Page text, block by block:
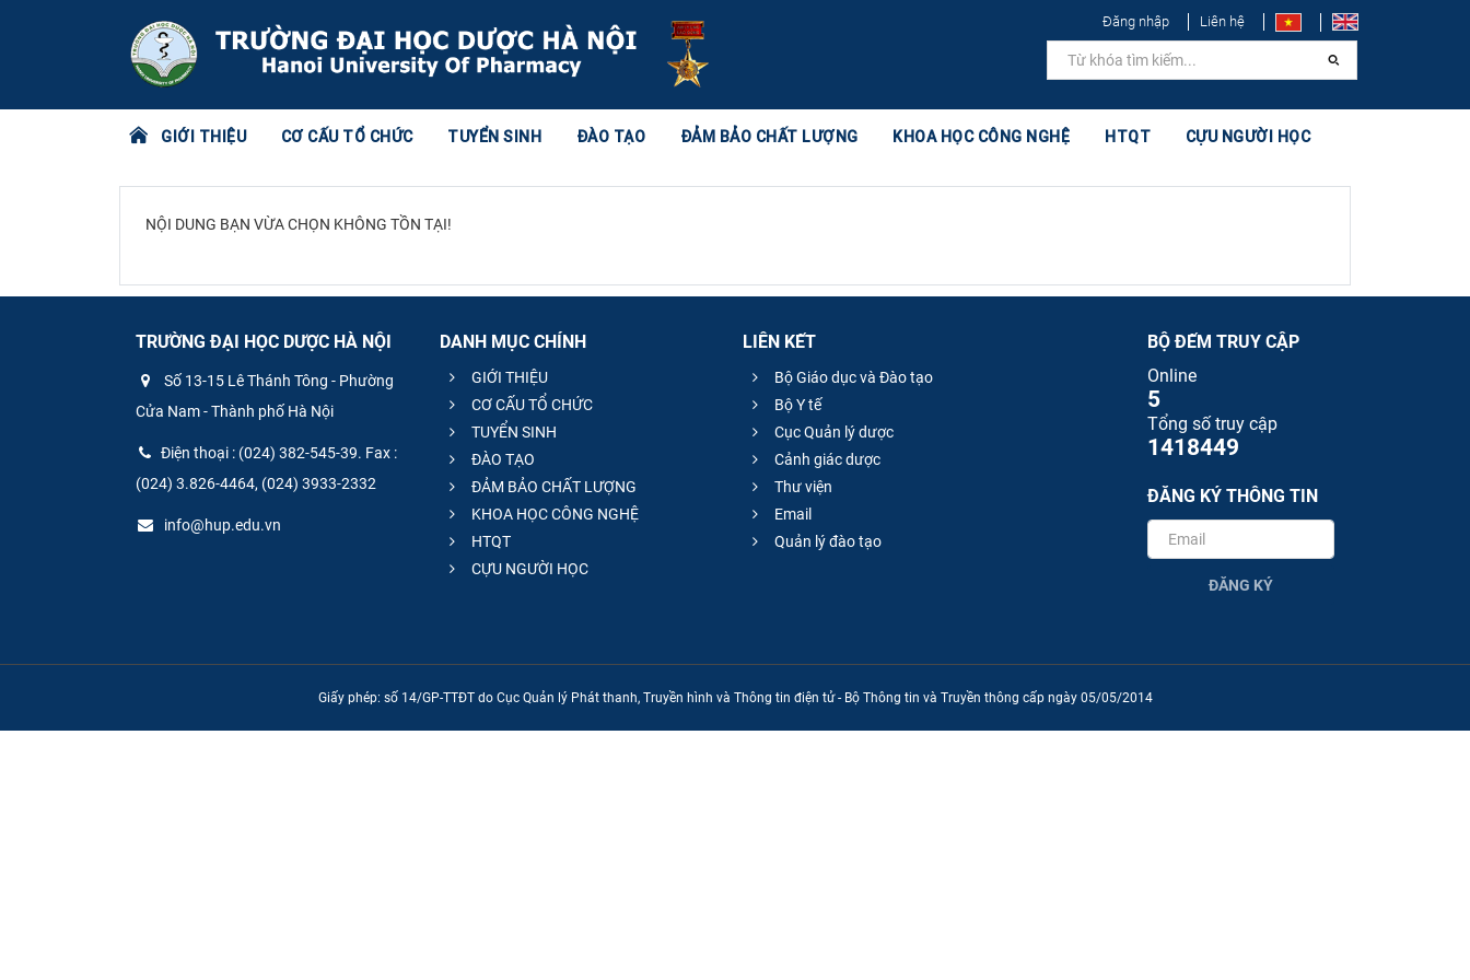
Đăng nhập Liên hệ
GIỚI THIỆU CƠ CẤU TỔ CHỨC TUYỂN SINH ĐÀO TẠO ĐẢM BẢO CHẤT LƯỢNG KHOA HỌC CÔNG NGHỆ HTQT CỰU NGƯỜI HỌC
NỘI DUNG BẠN VỪA CHỌN KHÔNG TỒN TẠI!
TRƯỜNG ĐẠI HỌC DƯỢC HÀ NỘI
Số 13-15 Lê Thánh Tông - Phường
Cửa Nam - Thành phố Hà Nội
Điện thoại : (024) 382-545-39. Fax :
(024) 3.826-4464, (024) 3933-2332
info@hup.edu.vn
DANH MỤC CHÍNH
GIỚI THIỆU
CƠ CẤU TỔ CHỨC
TUYỂN SINH
ĐÀO TẠO
ĐẢM BẢO CHẤT LƯỢNG
KHOA HỌC CÔNG NGHỆ
HTQT
CỰU NGƯỜI HỌC
LIÊN KẾT
Bộ Giáo dục và Đào tạo
Bộ Y tế
Cục Quản lý dược
Cảnh giác dược
Thư viện
Email
Quản lý đào tạo
BỘ ĐẾM TRUY CẬP
Online
5
Tổng số truy cập
1418449
ĐĂNG KÝ THÔNG TIN
ĐĂNG KÝ
Giấy phép: số 14/GP-TTĐT do Cục Quản lý Phát thanh, Truyền hình và Thông tin điện tử - Bộ Thông tin và Truyền thông cấp ngày 05/05/2014